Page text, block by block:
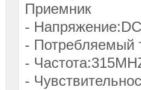
Приемник
-
-
-
-